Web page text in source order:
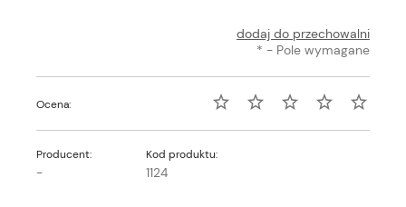
dodaj do przechowalni
* - Pole wymagane
Ocena:
Producent:
-
Kod produktu:
1124